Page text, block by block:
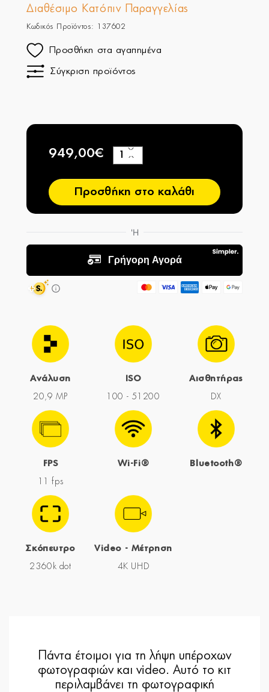
Διαθέσιμο Κατόπιν Παραγγελίας
Κωδικός Προϊόντος: 137602
Προσθήκη στα αγαπημένα
Σύγκριση προϊόντος
949,00€
−
+
Προσθήκη στο καλάθι
Ανάλυση
20,9 MP
ISO
100 - 51200
Αισθητήρας
DX
FPS
11 fps
Wi-Fi® Bluetooth®
Σκόπευτρο
2360k dot
Video - Μέτρηση
4K UHD
Πάντα έτοιμοι για τη λήψη υπέροχων
φωτογραφιών και video. Αυτό το κιτ
περιλαμβάνει τη φωτογραφική